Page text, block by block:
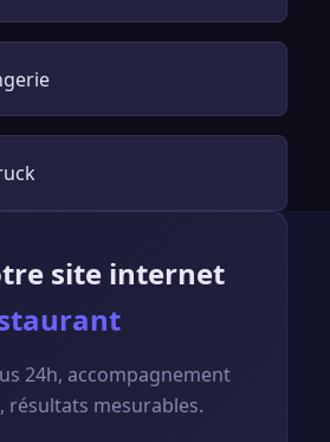
site internet
24h, accompagnement
résultats mesurables.